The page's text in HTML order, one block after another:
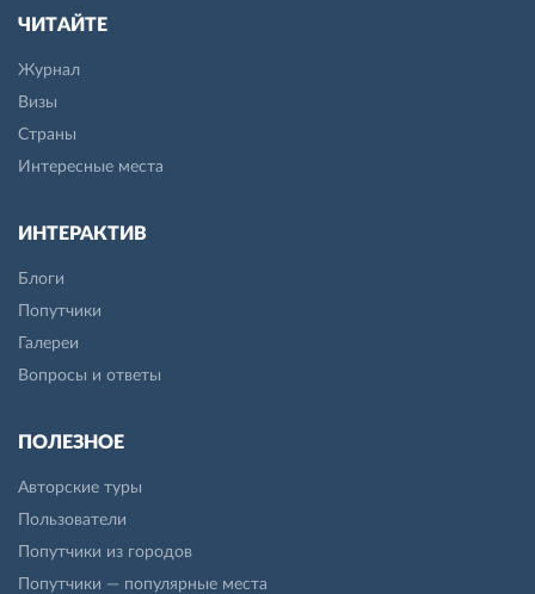
ЧИТАЙТЕ
Журнал
Визы
Страны
Интересные места
ИНТЕРАКТИВ
Блоги
Попутчики
Галереи
Вопросы и ответы
ПОЛЕЗНОЕ
Авторские туры
Пользователи
Попутчики из городов
Попутчики — популярные места